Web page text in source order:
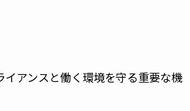
アンスと働く環境を守る重要な機